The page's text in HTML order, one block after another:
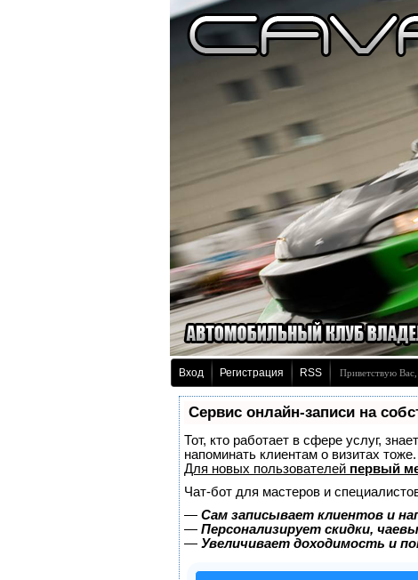
Вход Регистрация RSS Приветствую Вас
Сервис онлайн-записи на
Тот, кто работает в сфере услуг,
напоминать клиентам о визитах
Для новых пользователей первый
Чат-бот для мастеров и
— Сам записывает клиентов и
— Персонализирует скидки,
— Увеличивает доходимость и